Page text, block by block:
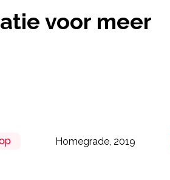
voor meer
Homegrade, 2019